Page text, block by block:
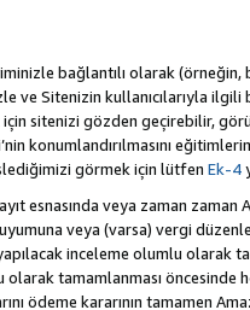
bağlantılı olarak
ve Sitenizin kullanıcılarıyla
sitenizi gözden geçirebilir,
konumlandırılmasını
görmek için lütfen Ek-4
esnasında veya zaman
veya (varsa) vergi
inceleme olumlu olarak
olarak tamamlanması
ödeme kararının tamamen